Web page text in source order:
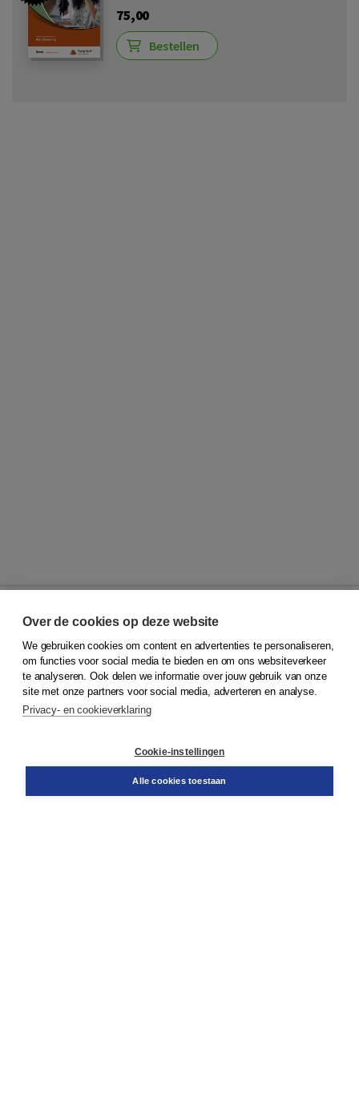
75,00
Bestellen
© 2026Koninklijke Boom uitgevers
Klantenservice
Service & informatie
Contact
Over de cookies op deze website
We gebruiken cookies om content en advertenties te personaliseren,
om functies voor social media te bieden en om ons websiteverkeer
te analyseren. Ook delen we informatie over jouw gebruik van onze
site met onze partners voor social media, adverteren en analyse.
Privacy- en cookieverklaring
Cookie-instellingen
Alle cookies toestaan